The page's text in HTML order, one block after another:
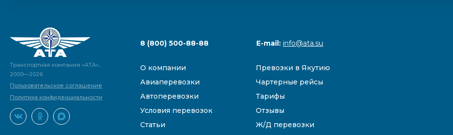
Транспортная компания «АТА»,
2000—2026
Пользовательское соглашение
Политика конфиденциальности
8 (800) 500-88-88 E-mail:info@ata.su
О компании
Превозки в Якутию
Авиаперевозки
Чартерные рейсы
Автоперевозки
Тарифы
Условия перевозок
Отзывы
Статьи
Ж/Д перевозки